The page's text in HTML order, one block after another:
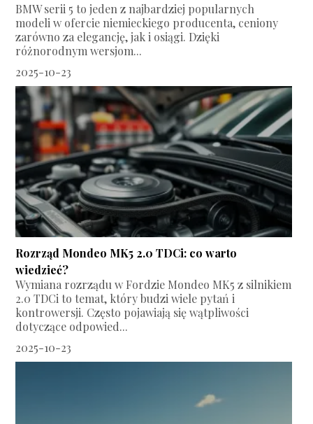
BMW serii 5 to jeden z najbardziej popularnych
modeli w ofercie niemieckiego producenta, ceniony
zarówno za elegancję, jak i osiągi. Dzięki
różnorodnym wersjom...
2025-10-23
Rozrząd Mondeo MK5 2.0 TDCi: co warto
wiedzieć?
Wymiana rozrządu w Fordzie Mondeo MK5 z silnikiem
2.0 TDCi to temat, który budzi wiele pytań i
kontrowersji. Często pojawiają się wątpliwości
dotyczące odpowied...
2025-10-23